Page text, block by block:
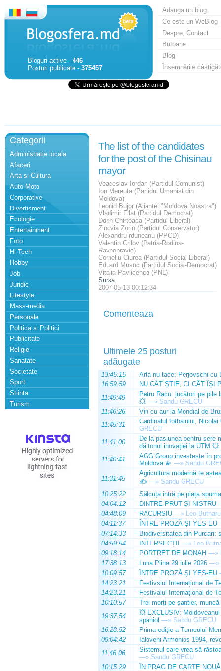
Bloguri active - 446
Posturi publicate - 375457
Adauga un blog
Ce este un WeBlog
Despre, Contact
Butoane
Blog
Însemnările
Categorii
Administratie locala
Afaceri
Arta si Cultura
Auto Moto
Corporative
Divertisment
Ecologie
Entertainment
Foto
Hi-Tech
Hobby
Job
Juridic
Lifestyle
Mass-media
Personale
Politica si Politici
Publicitate
Religie
Sanatate
Societate
Sport
Stiinta
Turism
The list of the candidates
for the post of the Chisinau
mayor
Veaceslav Iordan (Partidul Comunist)
Ion Mereuta (Partidul Umanist din
Moldova)
Leonid Bujor (Aliantei "Moldova Noastra")
Vladimir Filat (Partidul Democrat)
Dorin Chirtoaca (Partidul Liberal)
Zinovia Zorin (Partidul Conservator)
Alexandru rduneanu (PPCD)
Valentin Crilov (Patria-Rodina-
Ravnopravie)
Corneliu Ciurea (Partidul Social-Liberal)
Eduard Musuc (Partidul Social-Democrat)
Vitalia Pavlicenco (PNL)
Sursa
2007-05-13 00:12:34
Comenteaza
Ultimele 25 posturi
adăugate
13:45:15
Arta nu tace: Perjovschi cu
16:59:59
NU CÂT ȘTIE, CI CÂT ÎȘI
11:49:49
Petru Racu: jucători pe pile
💥 —» Sandu GRECU
11:46:26
Vin cu aur la Mondial de
11:45:31
Cardinalul fotbalului,
GRECU
11:41:00
De la pasiunea pentru sere
dă tonul inovației la UTM 💥
11:40:41
AGG Group investește în
Moldova 💫 —» Sandu
11:31:45
Agricultura modernă te
✍️ —» Sandu GRECU
10:25:22
Sălcuța intră pe piața
04:04:12
DINTRE PRUT ȘI NISTRU
04:48:09
RACURSIU —» Leo Butnaru
04:11:37
ÎNTRE PROZĂ ȘI YES-EU
07:14:33
Biodiversitatea din Purcari:
04:59:54
INTERSECȚII —» Leo
09:18:14
PORTRET DE MONAH —»
17:38:13
Luna Plina 29 iulie 2026 —»
10:09:57
ÎNTRE PROZĂ ȘI YES-EU
14:23:21
Festivslul Internațional de
14:23:21
Festivalul Internațional de
10:10:57
Trei morți pe șantier, muncă
19:37:54
💥 EXCLUSIV:
spaniol —» Sandu GRECU
16:28:52
Prima ediție a Turneului
09:04:42
Ialoveni Armonios 1994,
11:46:06
Sistemul care vrea să
—» Sandu GRECU
10:15:29
ÎN PRAG DE CARTE NOUĂ